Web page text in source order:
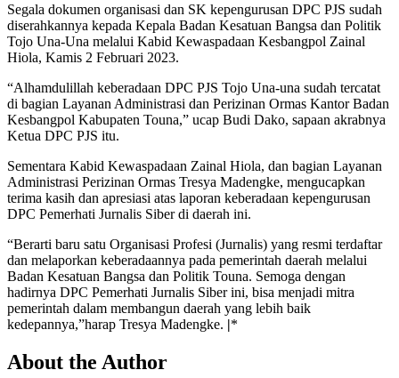
Segala dokumen organisasi dan SK kepengurusan DPC PJS sudah
diserahkannya kepada Kepala Badan Kesatuan Bangsa dan Politik
Tojo Una-Una melalui Kabid Kewaspadaan Kesbangpol Zainal
Hiola, Kamis 2 Februari 2023.
“Alhamdulillah keberadaan DPC PJS Tojo Una-una sudah tercatat
di bagian Layanan Administrasi dan Perizinan Ormas Kantor Badan
Kesbangpol Kabupaten Touna,” ucap Budi Dako, sapaan akrabnya
Ketua DPC PJS itu.
Sementara Kabid Kewaspadaan Zainal Hiola, dan bagian Layanan
Administrasi Perizinan Ormas Tresya Madengke, mengucapkan
terima kasih dan apresiasi atas laporan keberadaan kepengurusan
DPC Pemerhati Jurnalis Siber di daerah ini.
“Berarti baru satu Organisasi Profesi (Jurnalis) yang resmi terdaftar
dan melaporkan keberadaannya pada pemerintah daerah melalui
Badan Kesatuan Bangsa dan Politik Touna. Semoga dengan
hadirnya DPC Pemerhati Jurnalis Siber ini, bisa menjadi mitra
pemerintah dalam membangun daerah yang lebih baik
kedepannya,”harap Tresya Madengke. |*
About the Author